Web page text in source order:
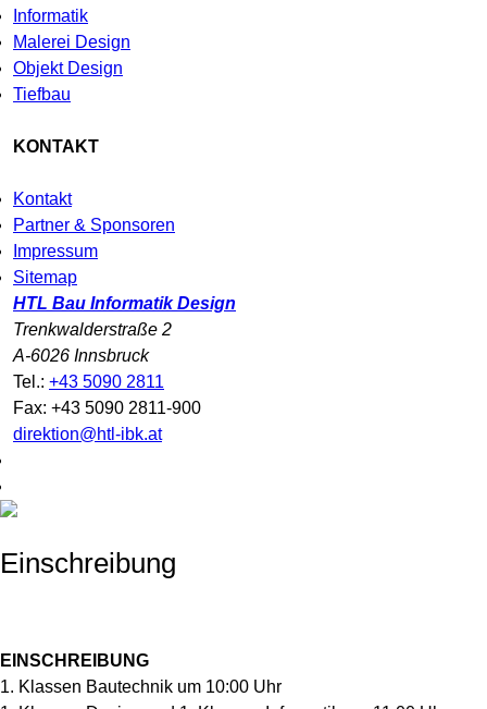
Informatik
Malerei Design
Objekt Design
Tiefbau
KONTAKT
Kontakt
Partner & Sponsoren
Impressum
Sitemap
HTL Bau Informatik Design
Trenkwalderstraße 2
A-6026 Innsbruck
Tel.: +43 5090 2811
Fax: +43 5090 2811-900
direktion@htl-ibk.at
Einschreibung
EINSCHREIBUNG
1. Klassen Bautechnik um 10:00 Uhr